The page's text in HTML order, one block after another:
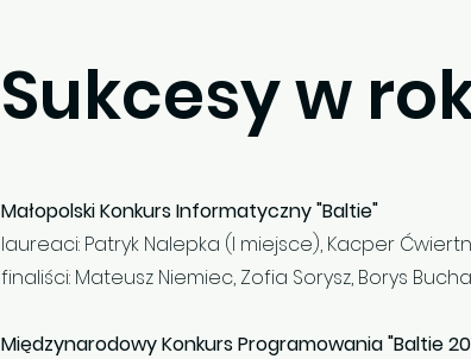
Sukcesy w
Małopolski Konkurs Informatyczny "Baltie"
laureaci: Patryk Nalepka (I miejsce), Kacper
finaliści: Mateusz Niemiec, Zofia Sorysz, Borys
Międzynarodowy Konkurs Programowania "Baltie